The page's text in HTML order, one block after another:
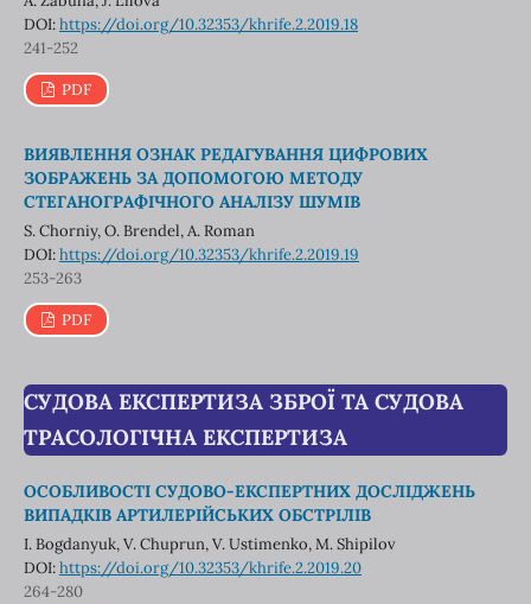
DOI:https://doi.org/10.32353/khrife.2.2019.18
241-252
PDF
ВИЯВЛЕННЯ ОЗНАК РЕДАГУВАННЯ ЦИФРОВИХ
ЗОБРАЖЕНЬ ЗА ДОПОМОГОЮ МЕТОДУ
СТЕГАНОГРАФІЧНОГО АНАЛІЗУ ШУМІВ
S. Chorniy, O. Brendel, A. Roman
DOI:https://doi.org/10.32353/khrife.2.2019.19
253-263
PDF
СУДОВА ЕКСПЕРТИЗА ЗБРОЇ ТА СУДОВА
ТРАСОЛОГІЧНА ЕКСПЕРТИЗА
ОСОБЛИВОСТІ СУДОВО-ЕКСПЕРТНИХ ДОСЛІДЖЕНЬ
ВИПАДКІВ АРТИЛЕРІЙСЬКИХ ОБСТРІЛІВ
I. Bogdanyuk, V. Chuprun, V. Ustimenko, M. Shipilov
DOI:https://doi.org/10.32353/khrife.2.2019.20
264-280